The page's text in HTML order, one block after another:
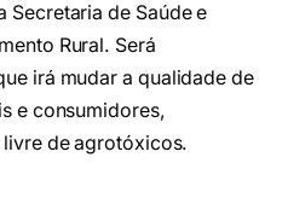
Secretaria de Saúde e
Rural. Será
irá mudar a qualidade de
e consumidores,
de agrotóxicos.